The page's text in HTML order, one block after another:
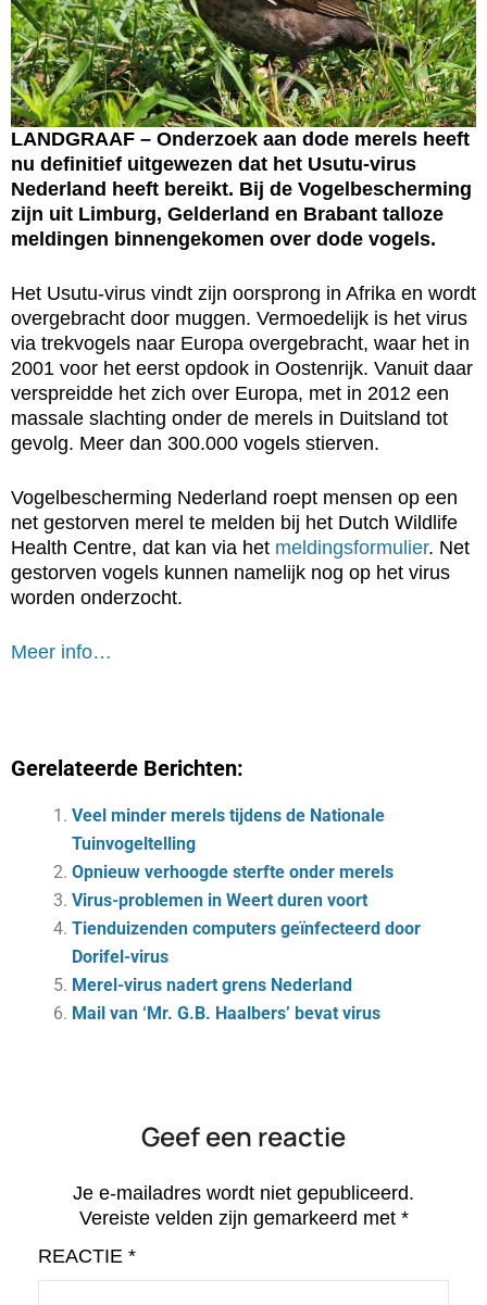
LANDGRAAF – Onderzoek aan dode merels heeft
nu definitief uitgewezen dat het Usutu-virus
Nederland heeft bereikt. Bij de Vogelbescherming
zijn uit Limburg, Gelderland en Brabant talloze
meldingen binnengekomen over dode vogels.
Het Usutu-virus vindt zijn oorsprong in Afrika en wordt
overgebracht door muggen. Vermoedelijk is het virus
via trekvogels naar Europa overgebracht, waar het in
2001 voor het eerst opdook in Oostenrijk. Vanuit daar
verspreidde het zich over Europa, met in 2012 een
massale slachting onder de merels in Duitsland tot
gevolg. Meer dan 300.000 vogels stierven.
Vogelbescherming Nederland roept mensen op een
net gestorven merel te melden bij het Dutch Wildlife
Health Centre, dat kan via het meldingsformulier. Net
gestorven vogels kunnen namelijk nog op het virus
worden onderzocht.
Meer info…
Gerelateerde Berichten:
Veel minder merels tijdens de Nationale
Tuinvogeltelling
Opnieuw verhoogde sterfte onder merels
Virus-problemen in Weert duren voort
Tienduizenden computers geïnfecteerd door
Dorifel-virus
Merel-virus nadert grens Nederland
Mail van ‘Mr. G.B. Haalbers’ bevat virus
Geef een reactie
Je e-mailadres wordt niet gepubliceerd.
Vereiste velden zijn gemarkeerd met *
REACTIE *